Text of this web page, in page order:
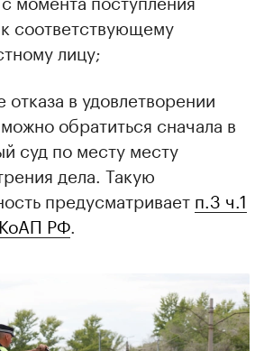
соответствующему
лицу;
отказа в удовлетворении
обратиться сначала в
суд по месту месту
дела. Такую
предусматривает п.3 ч.1
РФ